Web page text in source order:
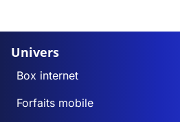
Univers
Box internet
Forfaits mobile